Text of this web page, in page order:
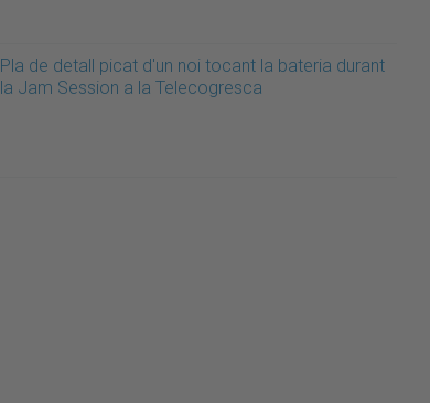
Pla de detall picat d'un noi tocant la bateria durant
la Jam Session a la Telecogresca